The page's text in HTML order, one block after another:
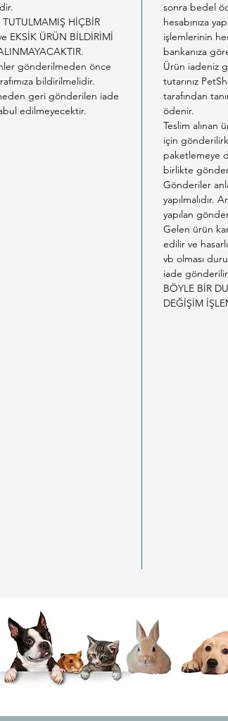
yardımı ile
* Azalan
ekleyerek
kabını
ise kumun
kısalacaktır.
*
temas
sabunla
* Kedi kumu
HİÇBİR
EKSİK ÜRÜN BİLDİRİMİ
gönderilmeden önce
bildirilmelidir.
geri gönderilen iade
edilmeyecektir.
sonra bedel
hesabınıza
işlemlerinin
bankanıza
Ürün iadeniz
tutarınız
tarafından
ödenir.
Teslim alınan
için
paketlemeye
birlikte
Gönderiler
yapılmalıdır.
yapılan
Gelen ürün
edilir ve
vb olması
iade
BÖYLE BİR
DEĞİŞİM